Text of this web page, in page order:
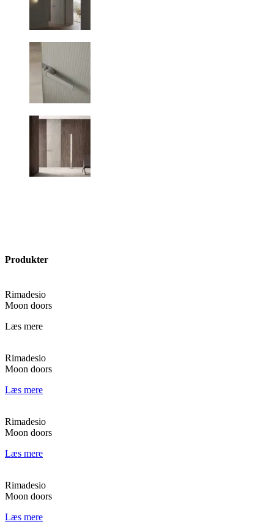
Produkter
Rimadesio
Moon doors
Læs mere
Rimadesio
Moon doors
Læs mere
Rimadesio
Moon doors
Læs mere
Rimadesio
Moon doors
Læs mere